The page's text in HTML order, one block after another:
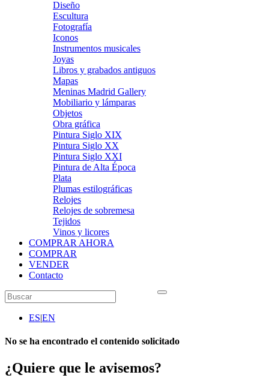
Diseño
Escultura
Fotografía
Iconos
Instrumentos musicales
Joyas
Libros y grabados antiguos
Mapas
Meninas Madrid Gallery
Mobiliario y lámparas
Objetos
Obra gráfica
Pintura Siglo XIX
Pintura Siglo XX
Pintura Siglo XXI
Pintura de Alta Época
Plata
Plumas estilográficas
Relojes
Relojes de sobremesa
Tejidos
Vinos y licores
COMPRAR AHORA
COMPRAR
VENDER
Contacto
ES|EN
No se ha encontrado el contenido solicitado
¿Quiere que le avisemos?